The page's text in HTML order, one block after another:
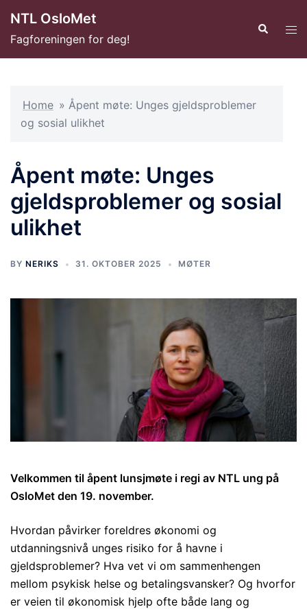
innhold
NTL OsloMet
Fagforeningen for deg!
Search
Home » Åpent møte: Unges gjeldsproblemer
og sosial ulikhet
Åpent møte: Unges
gjeldsproblemer og sosial
ulikhet
BY NERIKS 31. OKTOBER 2025 MØTER
Velkommen til åpent lunsjmøte i regi av NTL ung på
OsloMet den 19. november.
Hvordan påvirker foreldres økonomi og
utdanningsnivå unges risiko for å havne i
gjeldsproblemer? Hva vet vi om sammenhengen
mellom psykisk helse og betalingsvansker? Og hvorfor
er veien til økonomisk hjelp ofte både lang og